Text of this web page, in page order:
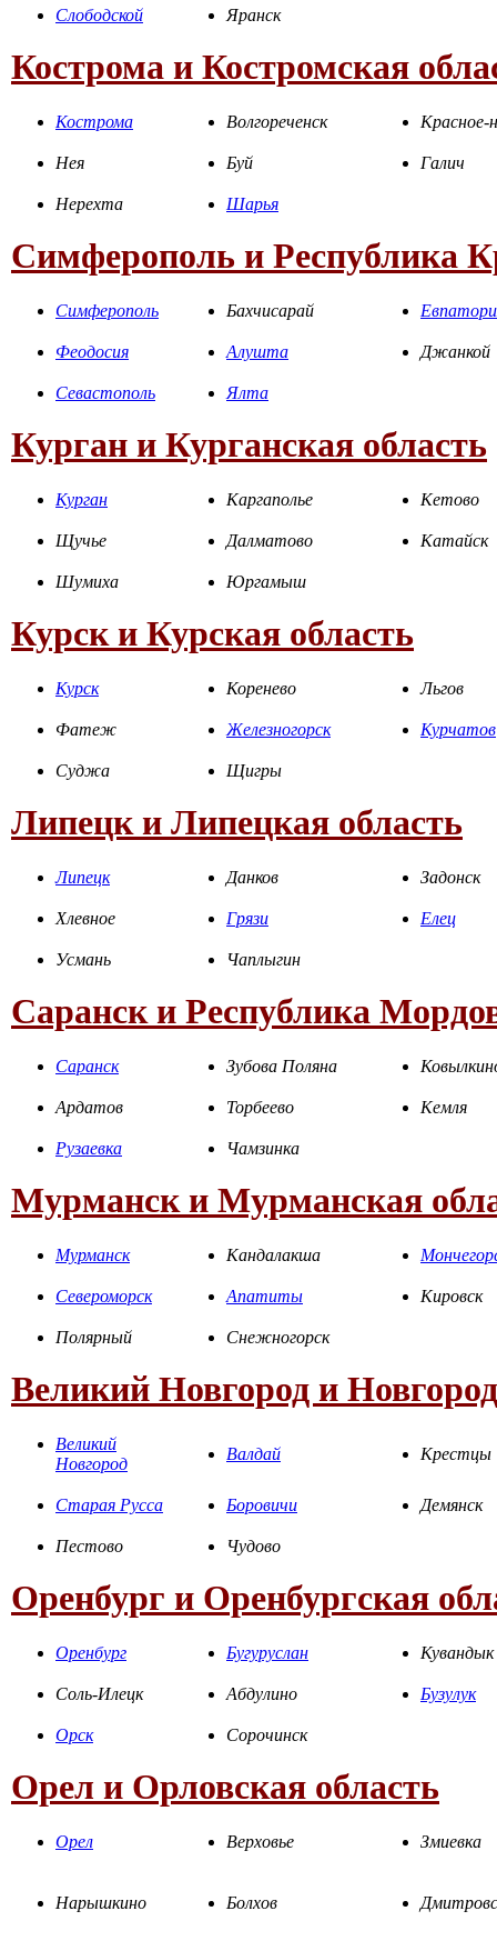
Слободской Яранск
Кострома и Костромская
Кострома Волгореченск Красное-
Нея Буй Галич
Нерехта Шарья
Симферополь и Республика
Симферополь Бахчисарай
Феодосия Алушта Джанкой
Севастополь Ялта
Курган и Курганская область
Курган Каргаполье Кетово
Щучье Далматово Катайск
Шумиха Юргамыш
Курск и Курская область
Курск Коренево Льгов
Фатеж Железногорск Курчатов
Суджа Щигры
Липецк и Липецкая область
Липецк Данков Задонск
Хлевное Грязи Елец
Усмань Чаплыгин
Саранск и Республика
Саранск Зубова Поляна
Ардатов Торбеево Кемля
Рузаевка Чамзинка
Мурманск и Мурманская
Мурманск Кандалакша
Североморск Апатиты Кировск
Полярный Снежногорск
Великий Новгород и
Великий
Новгород
Валдай Крестцы
Старая Русса Боровичи Демянск
Пестово Чудово
Оренбург и Оренбургская
Оренбург Бугуруслан Кувандык
Соль-Илецк Абдулино Бузулук
Орск Сорочинск
Орел и Орловская область
Орел Верховье Змиевка
Нарышкино Болхов